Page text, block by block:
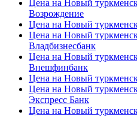
Цена на Новый
Возрождение
Цена на Новый
Цена на Новый
Владбизнесбанк
Цена на Новый
Внешфинбанк
Цена на Новый
Цена на Новый
Экспресс Банк
Цена на Новый